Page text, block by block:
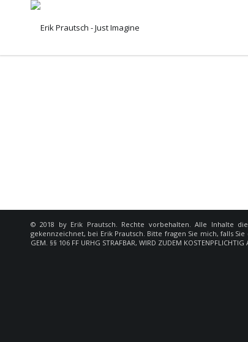
© 2018 by Erik Prautsch. Rechte vorbehalten. Alle Inhalte
gekennzeichnet, bei Erik Prautsch. Bitte fragen Sie mich, falls Sie
GEM. §§ 106 FF URHG STRAFBAR, WIRD ZUDEM